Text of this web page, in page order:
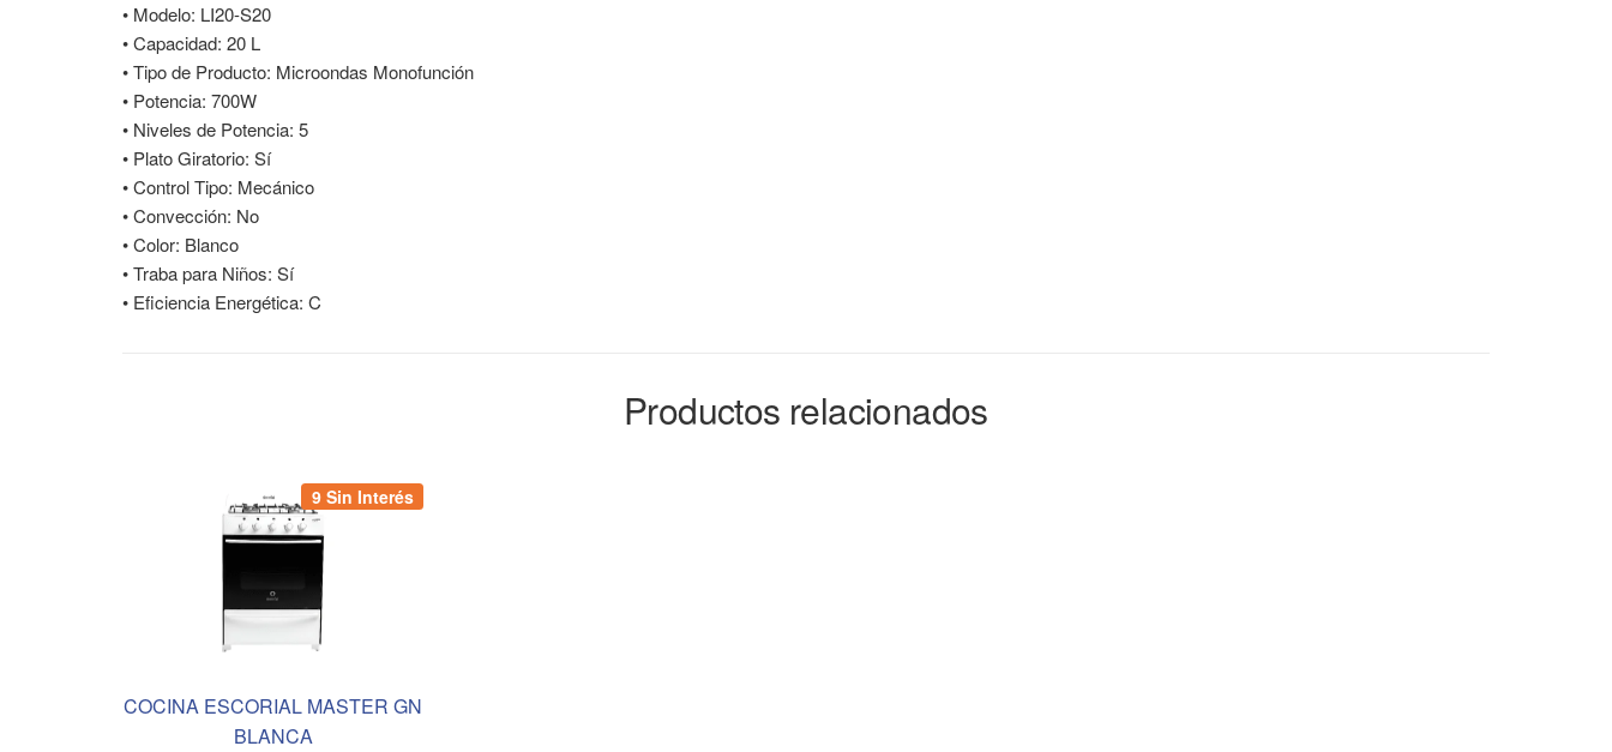
• Modelo: LI20-S20
• Capacidad: 20 L
• Tipo de Producto: Microondas Monofunción
• Potencia: 700W
• Niveles de Potencia: 5
• Plato Giratorio: Sí
• Control Tipo: Mecánico
• Convección: No
• Color: Blanco
• Traba para Niños: Sí
• Eficiencia Energética: C
Productos relacionados
9 Sin Interés
COCINA ESCORIAL MASTER GN
BLANCA